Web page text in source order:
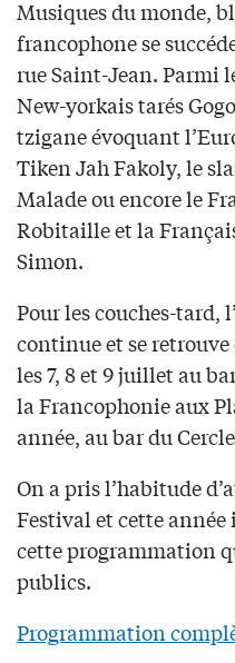
Musiques du monde,
francophone se
rue Saint-Jean. Parmi
New-yorkais tarés
tzigane évoquant
Tiken Jah Fakoly, le
Malade ou encore le
Robitaille et la
Simon.
Pour les couches-tard,
continue et se
les 7, 8 et 9 juillet au
la Francophonie aux
année, au bar du
On a pris l’habitude
Festival et cette année
cette programmation
publics.
Programmation